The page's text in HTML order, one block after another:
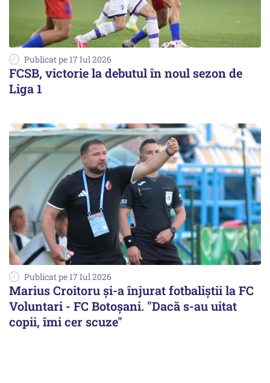
Publicat pe 17 Iul 2026
FCSB, victorie la debutul în noul sezon de
Liga 1
Publicat pe 17 Iul 2026
Marius Croitoru şi-a înjurat fotbaliştii la FC
Voluntari - FC Botoşani. "Dacă s-au uitat
copii, îmi cer scuze"